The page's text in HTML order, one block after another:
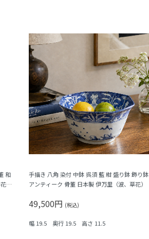
和
・
手描き 八角 染付 中鉢 呉須 藍 紺 盛り鉢 飾り鉢
アンティーク 骨董 日本製 伊万里（波、草花）
49,500円 (税込)
幅 19.5 奥行 19.5 高さ 11.5